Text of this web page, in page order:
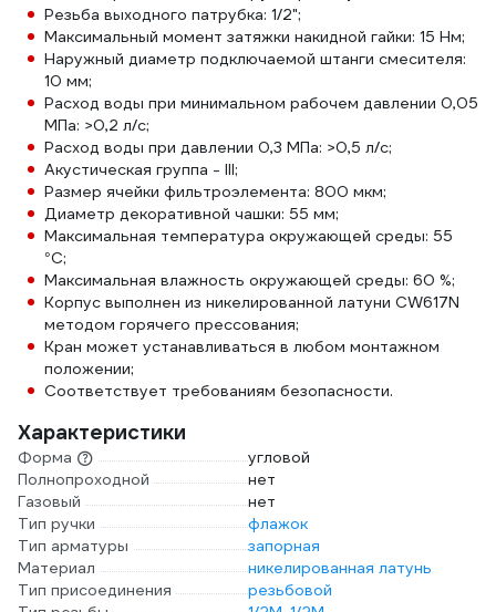
Резьба выходного патрубка: 1/2";
Максимальный момент затяжки накидной гайки: 15 Нм;
Наружный диаметр подключаемой штанги смесителя:
10 мм;
Расход воды при минимальном рабочем давлении 0,05
МПа: >0,2 л/с;
Расход воды при давлении 0,3 МПа: >0,5 л/с;
Акустическая группа - III;
Размер ячейки фильтроэлемента: 800 мкм;
Диаметр декоративной чашки: 55 мм;
Максимальная температура окружающей среды: 55
°С;
Максимальная влажность окружающей среды: 60 %;
Корпус выполнен из никелированной латуни CW617N
методом горячего прессования;
Кран может устанавливаться в любом монтажном
положении;
Соответствует требованиям безопасности.
Характеристики
Форма
угловой
Полнопроходной
нет
Газовый
нет
Тип ручки
флажок
Тип арматуры
запорная
Материал
никелированная латунь
Тип присоединения
резьбовой